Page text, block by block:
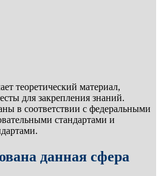
теоретический материал,
для закрепления знаний.
в соответствии с федеральными
стандартами и
данная сфера